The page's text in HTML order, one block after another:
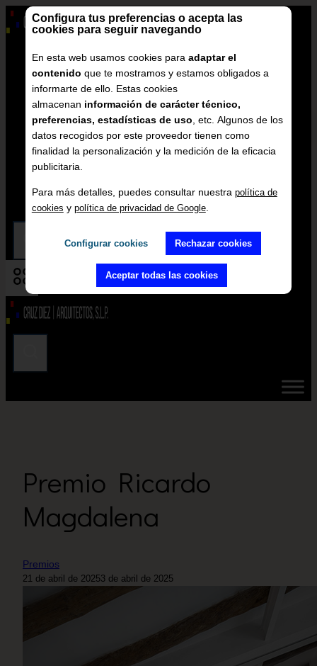
Configura tus preferencias o acepta las
cookies para seguir navegando
En esta web usamos cookies para adaptar el
contenido que te mostramos y estamos obligados a
informarte de ello. Estas cookies
almacenan información de carácter técnico,
preferencias, estadísticas de uso , etc. Algunos de los
datos recogidos por este proveedor tienen como
finalidad la personalización y la medición de la eficacia
publicitaria.
Para más detalles, puedes consultar nuestra política de
cookies y política de privacidad de Google.
Configurar cookies Rechazar cookies
Aceptar todas las cookies
Saltar
al
Obra Nueva
Rehabilitación | Reformas
Urbanismo
Arquitecturas Urbanas
Asesoramiento Urbanístico
Proyectos
Estudio
Contacto
Premio Ricardo
Magdalena
Premios
21 de abril de 20253 de abril de 2025